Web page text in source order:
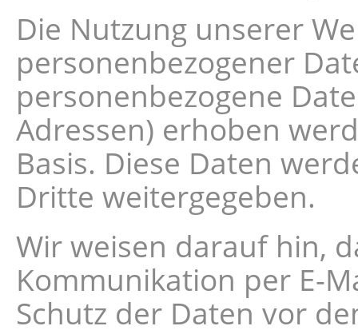
Die Nutzung unserer
personenbezogener
personenbezogene
Adressen) erhoben
Basis. Diese Daten
Dritte weitergegeben.
Wir weisen darauf hin,
Kommunikation per E-
Schutz der Daten vor